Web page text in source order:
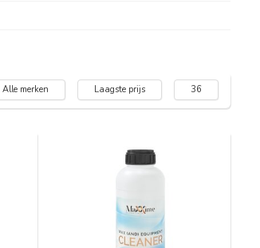
Alle merken Laagste prijs 36